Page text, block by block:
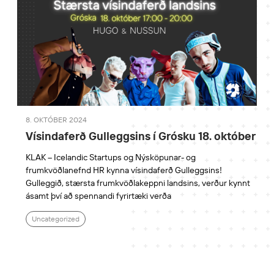
8. OKTÓBER 2024
Vísindaferð Gulleggsins í Grósku 18. október
KLAK – Icelandic Startups og Nýsköpunar- og
frumkvöðlanefnd HR kynna vísindaferð Gulleggsins!
Gulleggið, stærsta frumkvöðlakeppni landsins, verður kynnt
ásamt því að spennandi fyrirtæki verða
Uncategorized